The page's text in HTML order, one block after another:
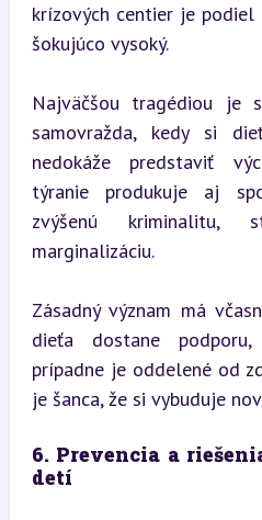
krízových centier je
šokujúco vysoký.
Najväčšou tragédiou je
samovražda, kedy si
nedokáže predstaviť
týranie produkuje aj
zvýšenú kriminalitu,
marginalizáciu.
Zásadný význam má
dieťa dostane podporu,
prípadne je oddelené od
je šanca, že si vybuduje
6. Prevencia a
detí